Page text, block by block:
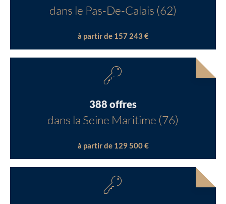
dans le Pas-De-Calais (62)
à partir de 157 243 €
388 offres
dans la Seine Maritime (76)
à partir de 129 500 €